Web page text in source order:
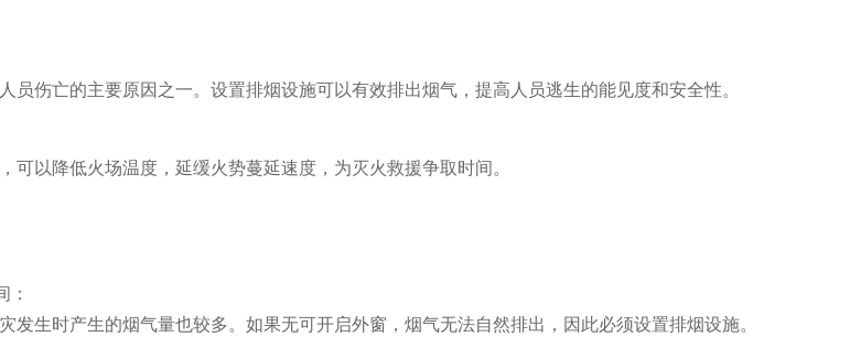
伤亡的主要原因之一。设置排烟设施可以有效排出烟气，提高人员逃生的能见度和安全性。
可以降低火场温度，延缓火势蔓延速度，为灭火救援争取时间。
发生时产生的烟气量也较多。如果无可开启外窗，烟气无法自然排出，因此必须设置排烟设施。